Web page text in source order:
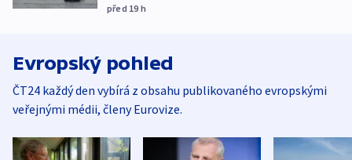
před 19 h
Evropský pohled
ČT24 každý den vybírá z obsahu publikovaného evropskými
veřejnými médii, členy Eurovize.